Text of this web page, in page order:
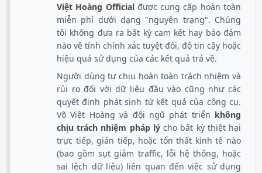
Việt Hoàng Officialđược cung cấp hoàn toàn
miễn phí dưới dạng "nguyên trạng". Chúng
tôi không đưa ra bất kỳ cam kết hay bảo đảm
nào về tính chính xác tuyệt đối, độ tin cậy hoặc
hiệu quả sử dụng của các kết quả trả về.
Người dùng tự chịu hoàn toàn trách nhiệm và
rủi ro đối với dữ liệu đầu vào cũng như các
quyết định phát sinh từ kết quả của công cụ.
Võ Việt Hoàng và đội ngũ phát triển không
chịu trách nhiệm pháp lýcho bất kỳ thiệt hại
trực tiếp, gián tiếp, hoặc tổn thất kinh tế nào
(bao gồm sụt giảm traffic, lỗi hệ thống, hoặc
sai lệch dữ liệu) liên quan đến việc sử dụng